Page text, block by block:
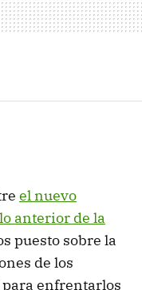
el nuevo
anterior de la
puesto sobre la
de los
enfrentarlos